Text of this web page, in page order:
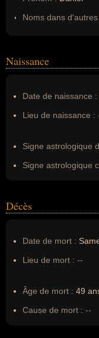
Noms dans
Nom de famille :
Metal Fingers,
Surnom : --
Naissance
Date de naissance :
Lieu de naissance :
Signe astrologique
Signe astrologique
Décès
Date de mort :
Lieu de mort : --
Âge de mort : 49
Cause de mort : --